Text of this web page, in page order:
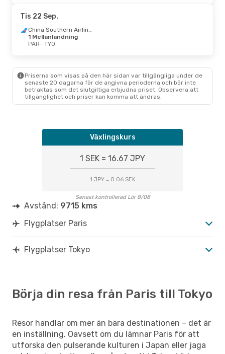
Tis 22 Sep.
China Southern Airlines
1 Mellanlandning
PAR- TYO
Priserna som visas på den här sidan var tillgängliga under de
senaste 20 dagarna för de angivna perioderna och bör inte
betraktas som det slutgiltiga erbjudna priset. Observera att
tillgänglighet och priser kan komma att ändras.
Växlingskurs
1 SEK = 16.67 JPY
1 JPY = 0.06 SEK
Senast kontrollerad Lör 8/08
Avstånd: 9715 kms
Flygplatser Paris
Flygplatser Tokyo
Börja din resa från Paris till Tokyo
Resor handlar om mer än bara destinationen – det är
en inställning. Oavsett om du lämnar Paris för att
utforska den pulserande kulturen i Japan eller jaga